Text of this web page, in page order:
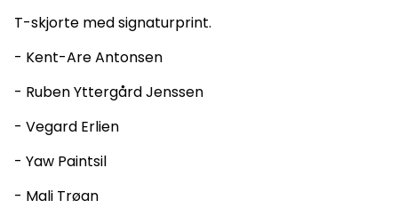
T-skjorte med signaturprint.
- Kent-Are Antonsen
- Ruben Yttergård Jenssen
- Vegard Erlien
- Yaw Paintsil
- Mali Trøan